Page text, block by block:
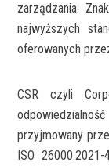
zarządzania.
najwyższych
oferowanych
CSR czyli
przyjmowany
ISO